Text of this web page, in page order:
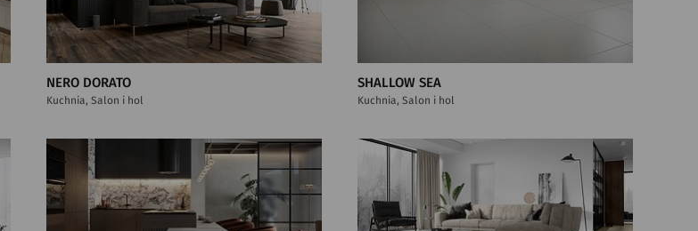
NERO DORATO
Kuchnia, Salon i hol
SHALLOW SEA
Kuchnia, Salon i hol